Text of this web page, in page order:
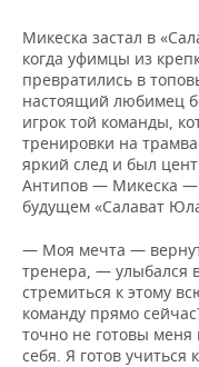
Микеска застал в
когда уфимцы из
превратились в
настоящий любимец
игрок той команды,
тренировки на
яркий след и был
Антипов — Микеска —
будущем «Салават
— Моя мечта —
тренера, — улыбался
стремиться к этому
команду прямо
точно не готовы
себя. Я готов учиться